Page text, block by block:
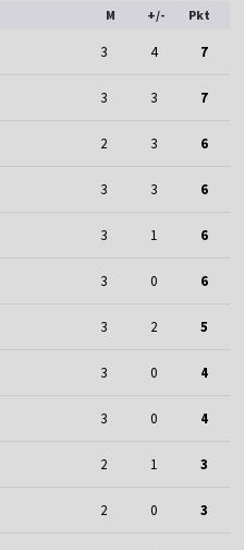
M +/- Pkt
3 4 7
3 3 7
2 3 6
3 3 6
3 1 6
3 0 6
3 2 5
3 0 4
3 0 4
2 1 3
2 0 3